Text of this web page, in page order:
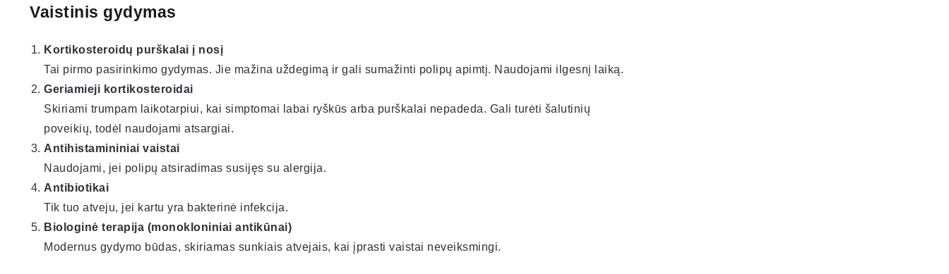
Vaistinis gydymas
Kortikosteroidų purškalai į nosį
Tai pirmo pasirinkimo gydymas. Jie mažina uždegimą ir gali sumažinti polipų apimtį. Naudojami ilgesnį laiką.
Geriamieji kortikosteroidai
Skiriami trumpam laikotarpiui, kai simptomai labai ryškūs arba purškalai nepadeda. Gali turėti šalutinių
poveikių, todėl naudojami atsargiai.
Antihistamininiai vaistai
Naudojami, jei polipų atsiradimas susijęs su alergija.
Antibiotikai
Tik tuo atveju, jei kartu yra bakterinė infekcija.
Biologinė terapija (monokloniniai antikūnai)
Modernus gydymo būdas, skiriamas sunkiais atvejais, kai įprasti vaistai neveiksmingi.